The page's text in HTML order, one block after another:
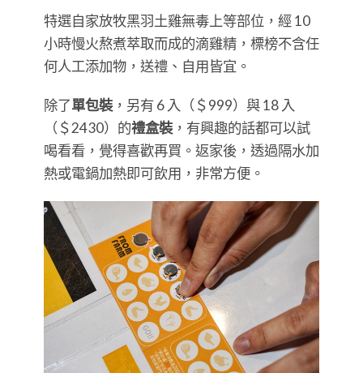
​​​​​​​特選自家放牧黑羽土雞無毒上等部位，經 10
小時慢火熬煮萃取而成的滴雞精，標榜不含任
何人工添加物，送禮、自用皆宜。
除了單包裝，另有 6 入（＄999）與 18 入
（＄2430）的禮盒裝，有興趣的話都可以試
喝看看，覺得喜歡再買。返家後，透過隔水加
熱或電鍋加熱即可飲用，非常方便。